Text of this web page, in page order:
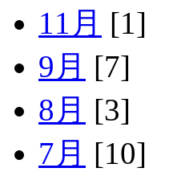
11月 [1]
9月 [7]
8月 [3]
7月 [10]